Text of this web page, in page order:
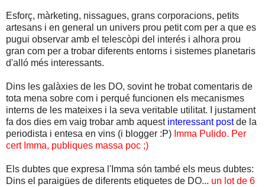
Esforç, màrketing, nissagues, grans corporacions, petits
artesans i en general un univers prou petit com per a que es
pugui observar amb el telescòpi del interés i alhora prou
gran com per a trobar diferents entorns i sistemes planetaris
d'alló més interessants.
Dins les galàxies de les DO, sovint he trobat comentaris de
tota mena sobre com i perqué funcionen els mecanismes
interns de les mateixes i la seva veritable utilitat. I justament
fa dos dies em vaig trobar amb aquest interessant postde la
periodista i entesa en vins (i blogger :P) Imma Pulido. Per
cert Imma, publiques massa poc ;)
Els dubtes que expresa l'Imma són també els meus dubtes:
Dins el paraigües de diferents etiquetes de DO... un lot de 6